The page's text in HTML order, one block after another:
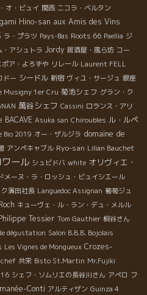
オ・ビュイ 関西 ニコラ・ベルタン
Hino-san aux Amis des Vins
ラ・プラツ Pays-Bas Roots 66 Paellia ジ
・アシュトラ Jordy 居酒屋・風ら坊 コー
ポア・よろずや リレール Laurent FELL
ドー シードル 新宿 ヴィユ・サージュ 銀座
Musigny 1er Cru 菊池シェフ グラン・ク
萬谷シェフ Cassini ロランス・アリ
Asuka san Chiroubles ル・ルペ
Bio 2019 オー・ザルジラ domaine de
アンペキャブル Ryo-san Lilian Bauchet
ワール シュビドバ white オリヴィエ・
ドメーヌ・ラ・ロッシュ・ビュイシエール
濱田社長 Languedoc Assignan 葡萄ジュ
キューヴェ・ル・ラン・デュ・メルル
Tessier Tom Gauthier 桐谷さん
dégustation Salon B.B.B. Bojolais
Les Vignes de Mongueux Crozes-
chef 共栄 Bisto St.Martin Mr.Fujiki
シェフ・ソムリエの長谷川さん アぺロ フ
Conti アルティザン Guinza 4